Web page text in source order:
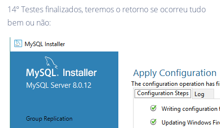
14º Testes finalizados, teremos o retorno se ocorreu tudo
bem ou não: